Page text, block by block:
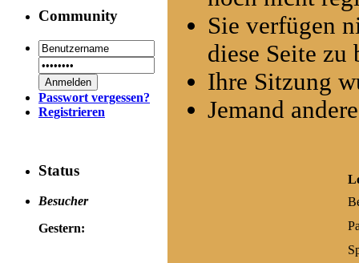
Community
Passwort vergessen?
Registrieren
Status
Besucher
Gestern:
Sie verfügen
diese Seite zu
Ihre Sitzung
Jemand